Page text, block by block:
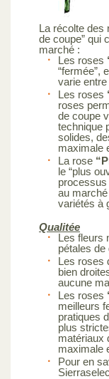
La récolte des
de coupe” qui
marché :
Les roses
“fermée”,
varie
Les roses
roses
de coupe
technique
solides,
maximale
La rose
le “plus
processus
au
variétés à
Qualitée
Les fleurs
pétales de
Les roses
bien
aucune
Les roses
meilleurs
pratiques
plus
matériaux
maximale
Pour en